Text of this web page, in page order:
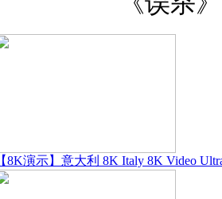
【8K演示】意大利 8K Italy 8K Video